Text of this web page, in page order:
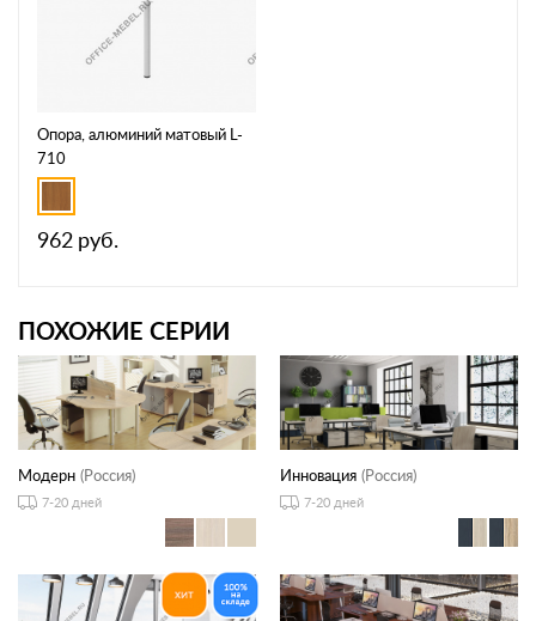
Опора, алюминий матовый L-
710
962 руб.
ПОХОЖИЕ СЕРИИ
Модерн (Россия)
7-20 дней
Инновация (Россия)
7-20 дней